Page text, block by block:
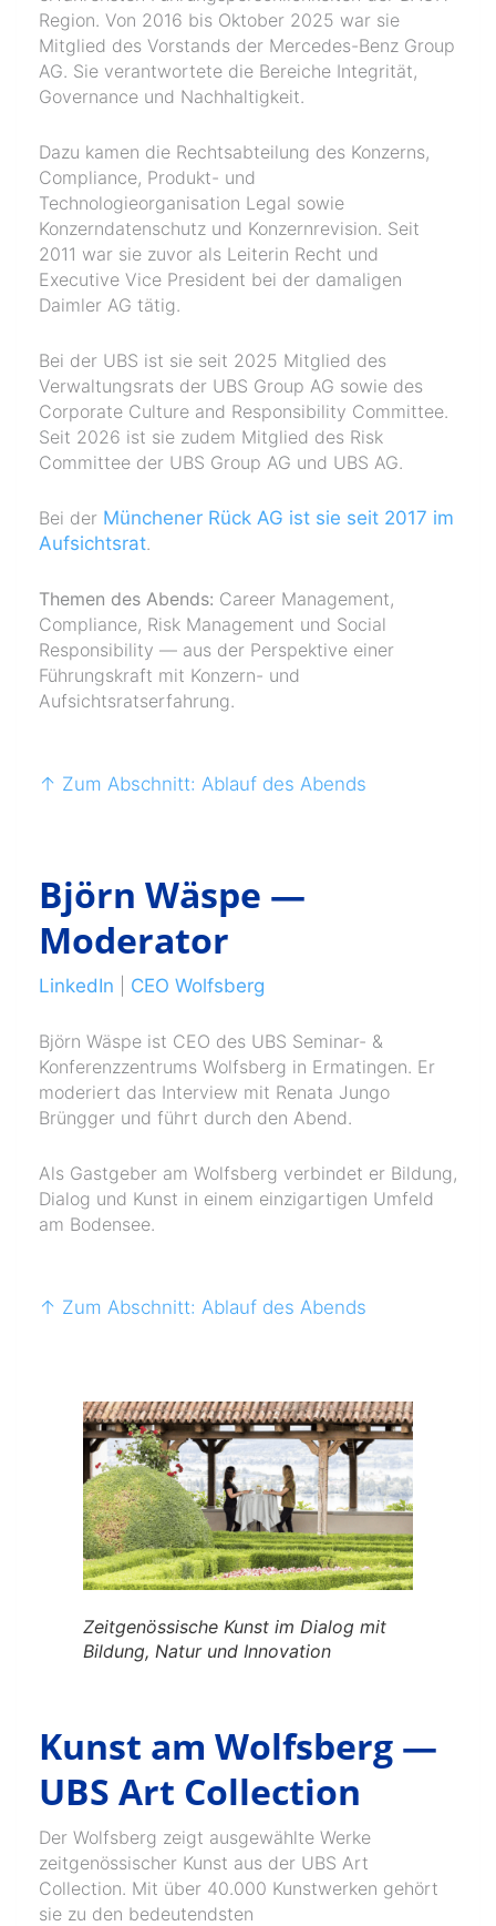
Region. Von 2016 bis Oktober 2025 war sie
Mitglied des Vorstands der Mercedes-Benz Group
AG. Sie verantwortete die Bereiche Integrität,
Governance und Nachhaltigkeit.
Dazu kamen die Rechtsabteilung des Konzerns,
Compliance, Produkt- und
Technologieorganisation Legal sowie
Konzerndatenschutz und Konzernrevision. Seit
2011 war sie zuvor als Leiterin Recht und
Executive Vice President bei der damaligen
Daimler AG tätig.
Bei der UBS ist sie seit 2025 Mitglied des
Verwaltungsrats der UBS Group AG sowie des
Corporate Culture and Responsibility Committee.
Seit 2026 ist sie zudem Mitglied des Risk
Committee der UBS Group AG und UBS AG.
Bei der Münchener Rück AG ist sie seit 2017 im
Aufsichtsrat.
Themen des Abends: Career Management,
Compliance, Risk Management und Social
Responsibility — aus der Perspektive einer
Führungskraft mit Konzern- und
Aufsichtsratserfahrung.
↑ Zum Abschnitt: Ablauf des Abends
Björn Wäspe —
Moderator
LinkedIn CEO Wolfsberg
Björn Wäspe ist CEO des UBS Seminar- &
Konferenzzentrums Wolfsberg in Ermatingen. Er
moderiert das Interview mit Renata Jungo
Brüngger und führt durch den Abend.
Als Gastgeber am Wolfsberg verbindet er Bildung,
Dialog und Kunst in einem einzigartigen Umfeld
am Bodensee.
↑ Zum Abschnitt: Ablauf des Abends
Zeitgenössische Kunst im Dialog mit
Bildung, Natur und Innovation
Kunst am Wolfsberg —
UBS Art Collection
Der Wolfsberg zeigt ausgewählte Werke
zeitgenössischer Kunst aus der UBS Art
Collection. Mit über 40.000 Kunstwerken gehört
sie zu den bedeutendsten